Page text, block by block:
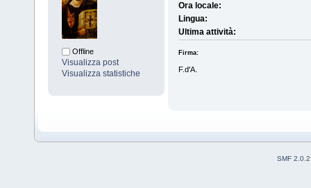
Offline
Visualizza post
Visualizza statistiche
Ora locale:
Lingua:
Ultima attività:
Firma:
F.d'A.
SMF 2.0.2